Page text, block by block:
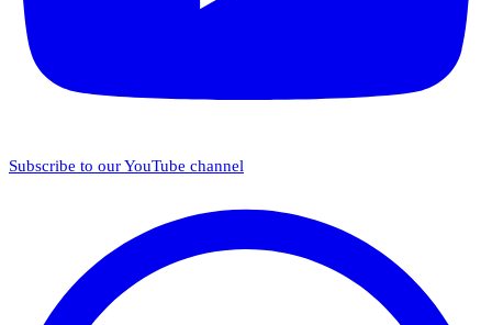
Subscribe to our YouTube channel